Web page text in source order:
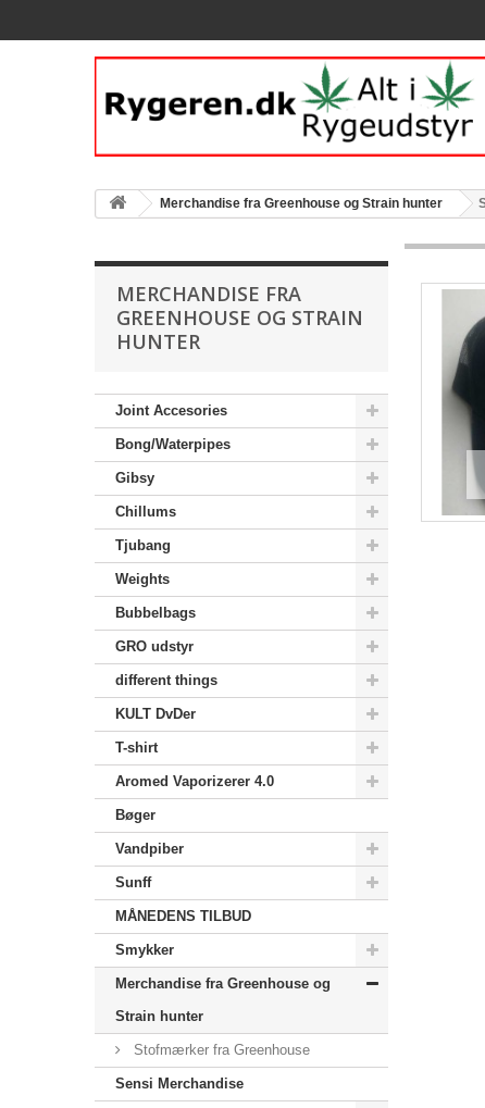
Merchandise‎ fra Greenhouse og Strain hunter
MERCHANDISE‎ FRA
GREENHOUSE OG STRAIN
HUNTER
Joint Accesories
Bong/Waterpipes
Gibsy
Chillums
Tjubang
Weights
Bubbelbags
GRO udstyr
different things
KULT DvDer
T-shirt
Aromed Vaporizerer 4.0
Bøger
Vandpiber
Sunff
MÅNEDENS TILBUD
Smykker
Merchandise‎ fra Greenhouse og
Strain hunter
Stofmærker fra Greenhouse
Sensi Merchandise‎